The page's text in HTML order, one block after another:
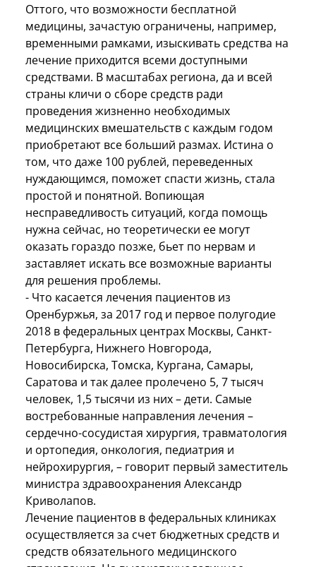
Оттого, что возможности бесплатной
медицины, зачастую ограничены, например,
временными рамками, изыскивать средства на
лечение приходится всеми доступными
средствами. В масштабах региона, да и всей
страны кличи о сборе средств ради
проведения жизненно необходимых
медицинских вмешательств с каждым годом
приобретают все больший размах. Истина о
том, что даже 100 рублей, переведенных
нуждающимся, поможет спасти жизнь, стала
простой и понятной. Вопиющая
несправедливость ситуаций, когда помощь
нужна сейчас, но теоретически ее могут
оказать гораздо позже, бьет по нервам и
заставляет искать все возможные варианты
для решения проблемы.
- Что касается лечения пациентов из
Оренбуржья, за 2017 год и первое полугодие
2018 в федеральных центрах Москвы, Санкт-
Петербурга, Нижнего Новгорода,
Новосибирска, Томска, Кургана, Самары,
Саратова и так далее пролечено 5, 7 тысяч
человек, 1,5 тысячи из них – дети. Самые
востребованные направления лечения –
сердечно-сосудистая хирургия, травматология
и ортопедия, онкология, педиатрия и
нейрохирургия, – говорит первый заместитель
министра здравоохранения Александр
Криволапов.
Лечение пациентов в федеральных клиниках
осуществляется за счет бюджетных средств и
средств обязательного медицинского